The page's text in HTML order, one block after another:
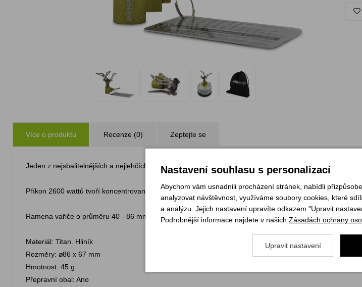
Více o produktu Recenze (0) Zeptejte se
Jeden z nejsbalitelnějších a nejlehčích plynových vařičů. Díky své velikosti je vhodný pro minimalistické
Příkon 2600 wattů tvoří koncentrovaný přímý plamen, který má vysokou odolnost vůči větru.
Ramena vařiče o průměru 40 - 86 mm jsou kompatibilní s většinou vyráběných hrnců včetně našich
Materiál: Titan. Hliník
Rozměry: ⌀86 x 67 mm
Hmotnost: 45 g
Přepravní obal: Ano
Nastavení souhlasu s personalizací
Abychom vám usnadnili procházení stránek, nabídli
analyzovat návštěvnost, využíváme soubory cookies, které
a analýzu. Jejich nastavení upravíte odkazem "Upravit
Podrobnější informace najdete v našich Zásadách ochrany
Upravit nastavení